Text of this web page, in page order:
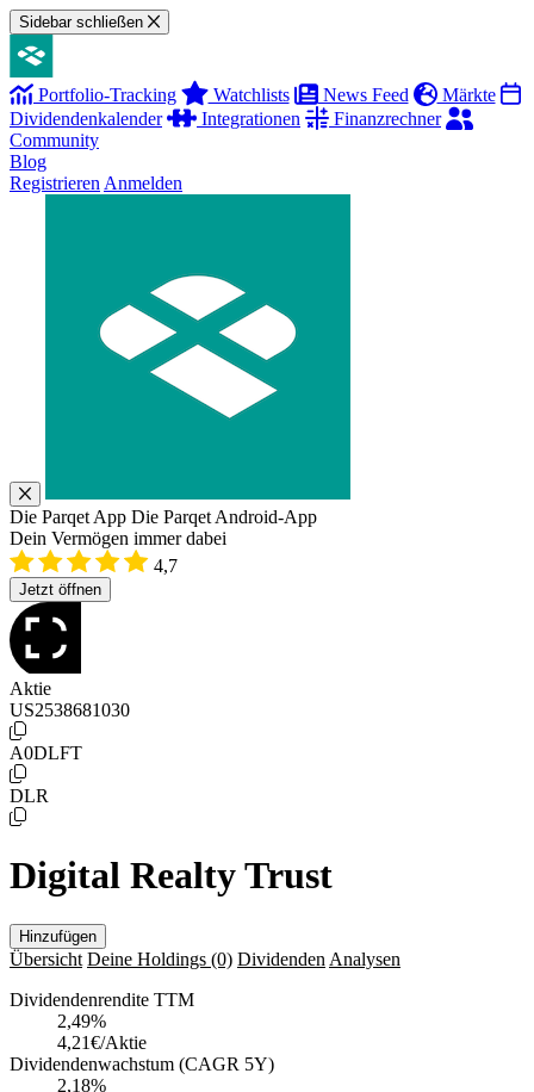
Sidebar schließen
Portfolio-Tracking Watchlists News Feed
Märkte
Dividendenkalender
Integrationen
Finanzrechner
Community
Blog
Registrieren Anmelden
Die Parqet App Die Parqet Android-App
Dein Vermögen immer dabei
4,7
Jetzt öffnen
Aktie
US2538681030
A0DLFT
DLR
Digital Realty Trust
Hinzufügen
Übersicht Deine Holdings (0) Dividenden Analysen
Dividendenrendite TTM
2,49%
4,21€/Aktie
Dividendenwachstum (CAGR 5Y)
2,18%